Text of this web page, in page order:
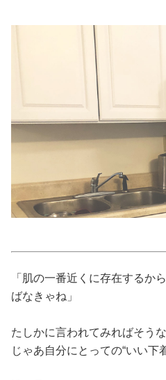
美容/健康
ワークスタイル
ココロ/カラダ
グルメ
トラベル
カルチャー/エンタメ
占い
「肌の一番近くに存在するか
ばなきゃね」
たしかに言われてみればそう
じゃあ自分にとっての“いい下